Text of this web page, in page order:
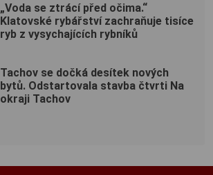
„Voda se ztrácí před očima.“
Klatovské rybářství zachraňuje tisíce
ryb z vysychajících rybníků
Tachov se dočká desítek nových
bytů. Odstartovala stavba čtvrti Na
okraji Tachov